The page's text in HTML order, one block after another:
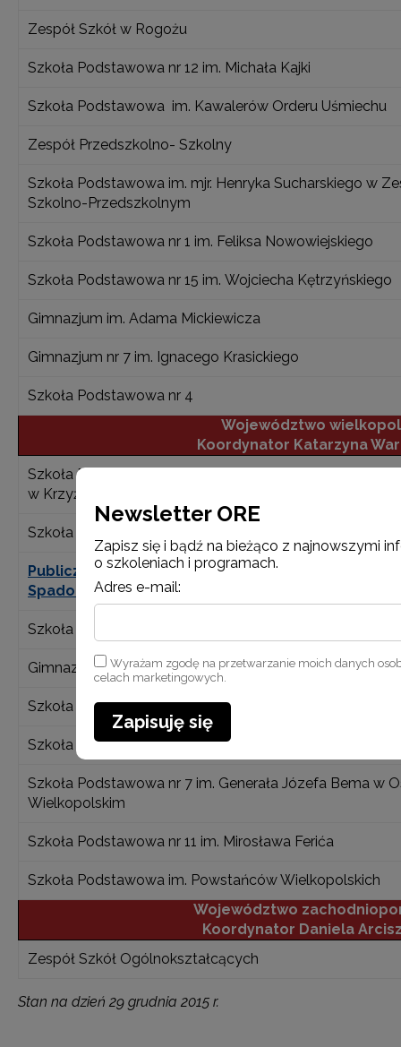
Zespół Szkół w Rogożu
Szkoła Podstawowa nr 12 im. Michała Kajki
Szkoła Podstawowa im. Kawalerów Orderu Uśmiechu
Zespół Przedszkolno- Szkolny
Szkoła Podstawowa im. mjr. Henryka Sucharskiego w
Szkolno-Przedszkolnym
Szkoła Podstawowa nr 1 im. Feliksa Nowowiejskiego
Szkoła Podstawowa nr 15 im. Wojciecha Kętrzyńskiego
Gimnazjum im. Adama Mickiewicza
Gimnazjum nr 7 im. Ignacego Krasickiego
Szkoła Podstawowa nr 4
Województwo
Koordynator Katarzyna
Szkoła Podstawowa im. Bojowników o Wolność i
w Krzyżu Wlkp.
Szkoła Podstawowa nr 1 im. Adama Mickiewicza
Publiczna Szkoła Podstawowa im. Batalionu
Spadochronowego I Armii Wojska Polskiego
Szkoła Podstawowa nr 5 im. Mieszka I
Gimnazjum nr 1 im. Mikołaja Kopernika
Szkoła Podstawowa Nr 5 im. Henryka Sienkiewicza
Szkoła Podstawowa nr 88 im. Poznańskich Koziołków
Szkoła Podstawowa nr 7 im. Generała Józefa Bema w
Wielkopolskim
Szkoła Podstawowa nr 11 im. Mirosława Ferića
Szkoła Podstawowa im. Powstańców Wielkopolskich
Województwo
Koordynator Daniela
Zespół Szkół Ogólnokształcących
Stan na dzień 29 grudnia 2015 r.
Newsletter ORE
Zapisz się i bądź na bieżąco z najnowszymi
o szkoleniach i programach.
Adres e-mail:
Wyrażam zgodę na przetwarzanie moich danych
celach marketingowych.
Zapisuję się